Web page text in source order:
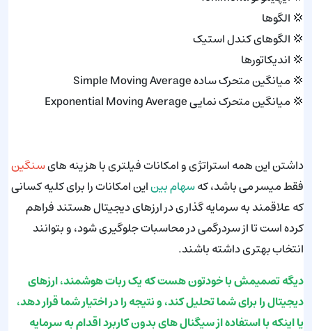
💢 الگوها
💢 الگوهای کندل استیک
💢 اندیکاتورها
💢 میانگین متحرک ساده Simple Moving Average
💢 میانگین متحرک نمایی Exponential Moving Average
داشتن این همه استراتژی و امکانات فیلتری با هزینه هایسنگین
فقط میسر می باشد، کهسهام بیناین امکانات را برای کلیه کسانی
که علاقمند به سرمایه گذاری در ارزهای دیجیتال هستند فراهم
کرده است تا از سردرگمی در محاسبات جلوگیری شود، و بتوانند
انتخاب بهتری داشته باشند.
دیگه تصمیمش با خودتون هست که یک ربات هوشمند، ارزهای
دیجیتال را برای شما تحلیل کند، و نتیجه را در اختیار شما قرار دهد،
یا اینکه با استفاده از سیگنال های بدون کاربرد اقدام به سرمایه